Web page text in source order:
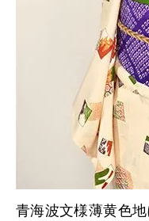
青海波文様薄黄色